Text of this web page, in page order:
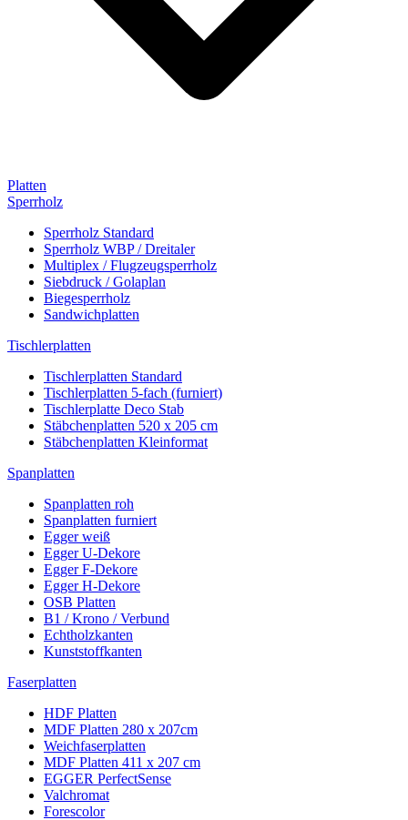
Platten
Sperrholz
Sperrholz Standard
Sperrholz WBP / Dreitaler
Multiplex / Flugzeugsperrholz
Siebdruck / Golaplan
Biegesperrholz
Sandwichplatten
Tischlerplatten
Tischlerplatten Standard
Tischlerplatten 5-fach (furniert)
Tischlerplatte Deco Stab
Stäbchenplatten 520 x 205 cm
Stäbchenplatten Kleinformat
Spanplatten
Spanplatten roh
Spanplatten furniert
Egger weiß
Egger U-Dekore
Egger F-Dekore
Egger H-Dekore
OSB Platten
B1 / Krono / Verbund
Echtholzkanten
Kunststoffkanten
Faserplatten
HDF Platten
MDF Platten 280 x 207cm
Weichfaserplatten
MDF Platten 411 x 207 cm
EGGER PerfectSense
Valchromat
Forescolor